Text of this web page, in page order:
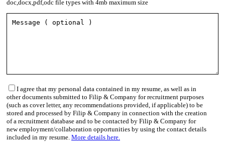
doc,docx,pdf,odc file types with 4mb maximum size
I agree that my personal data contained in my resume, as well as in
other documents submitted to Filip & Company for recruitment purposes
(such as cover letter, any recommendations provided, if applicable) to be
stored and processed by Filip & Company in connection with the creation
of a recruitment database and to be contacted by Filip & Company for
new employment/collaboration opportunities by using the contact details
included in my resume. More details here.